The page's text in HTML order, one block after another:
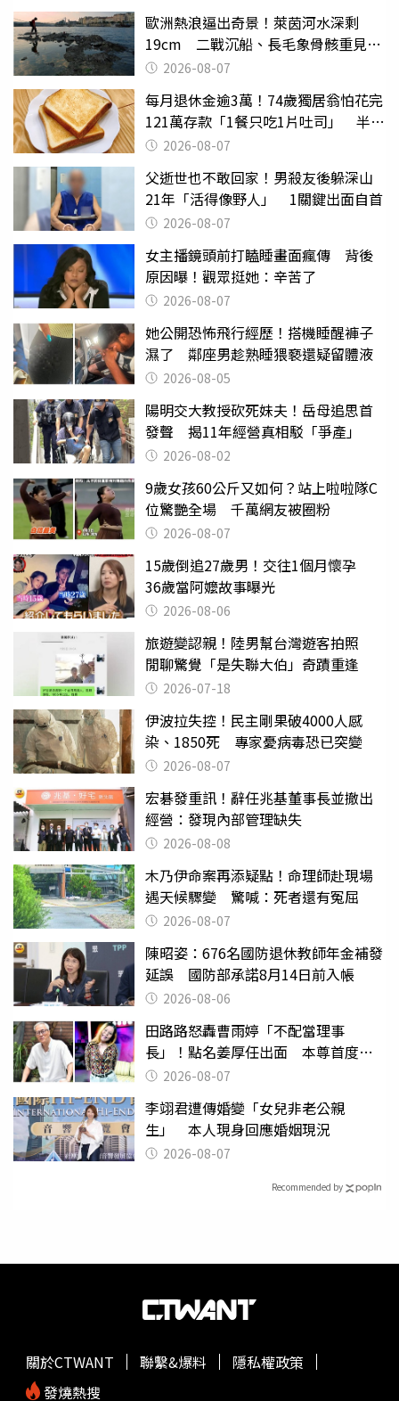
歐洲熱浪逼出奇景！萊茵河水深剩
19cm 二戰沉船、長毛象骨骸重見天
日 2026-08-07
每月退休金逾3萬！74歲獨居翁怕花完
121萬存款「1餐只吃1片吐司」 半年
後暴瘦嚇壞女兒
2026-08-07
父逝世也不敢回家！男殺友後躲深山
21年「活得像野人」 1關鍵出面自首
2026-08-07
女主播鏡頭前打瞌睡畫面瘋傳 背後
原因曝！觀眾挺她：辛苦了
2026-08-07
她公開恐怖飛行經歷！搭機睡醒褲子
濕了 鄰座男趁熟睡猥褻還疑留體液
2026-08-05
陽明交大教授砍死妹夫！岳母追思首
發聲 揭11年經營真相駁「爭產」
2026-08-02
9歲女孩60公斤又如何？站上啦啦隊C
位驚艷全場 千萬網友被圈粉
2026-08-07
15歲倒追27歲男！交往1個月懷孕
36歲當阿嬤故事曝光
2026-08-06
旅遊變認親！陸男幫台灣遊客拍照
閒聊驚覺「是失聯大伯」奇蹟重逢
2026-07-18
伊波拉失控！民主剛果破4000人感
染、1850死 專家憂病毒恐已突變
2026-08-07
宏碁發重訊！辭任兆基董事長並撤出
經營：發現內部管理缺失
2026-08-08
木乃伊命案再添疑點！命理師赴現場
遇天候驟變 驚喊：死者還有冤屈
2026-08-07
陳昭姿：676名國防退休教師年金補發
延誤 國防部承諾8月14日前入帳
2026-08-06
田路路怒轟曹雨婷「不配當理事
長」！點名姜厚任出面 本尊首度回
應了2026-08-07
李翊君遭傳婚變「女兒非老公親
生」 本人現身回應婚姻現況
2026-08-07
Recommended by
關於CTWANT 聯繫&爆料
隱私權政策
發燒熱搜